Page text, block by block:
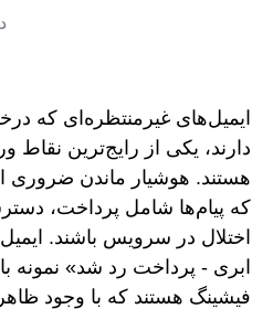
ایمیل‌های غیرمنتظره‌ای که
دارند، یکی از رایج‌ترین نقاط
هستند. هوشیار ماندن
که پیام‌ها شامل پرداخت،
اختلال در سرویس باشند.
ابری - پرداخت رد شد» نمونه
فیشینگ هستند که با وجود ظاهر